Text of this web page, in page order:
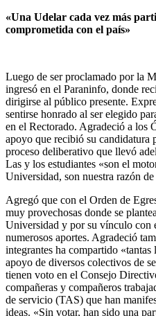
«Una Udelar cada vez más
comprometida con el país»
Luego de ser proclamado por la
ingresó en el Paraninfo, donde
dirigirse al público presente.
sentirse honrado al ser elegido
en el Rectorado. Agradeció a los
apoyo que recibió su candidatura
proceso deliberativo que llevó
Las y los estudiantes «son el
Universidad, son nuestra razón
Agregó que con el Orden de
muy provechosas donde se
Universidad y por su vínculo con
numerosos aportes. Agradeció
integrantes ha compartido
apoyo de diversos colectivos de
tienen voto en el Consejo
compañeras y compañeros
de servicio (TAS) que han
ideas. «Sin votar, han sido una